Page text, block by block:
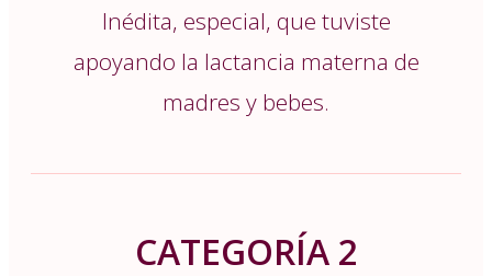
Inédita, especial, que tuviste
apoyando la lactancia materna de
madres y bebes.
CATEGORÍA 2